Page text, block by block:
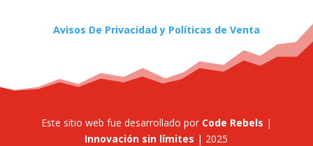
Avisos De Privacidad y Políticas de Venta
Este sitio web fue desarrollado porCode Rebels |
Innovación sin límites | 2025